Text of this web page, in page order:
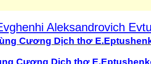
Aleksandrovich
Cương Dịch thơ